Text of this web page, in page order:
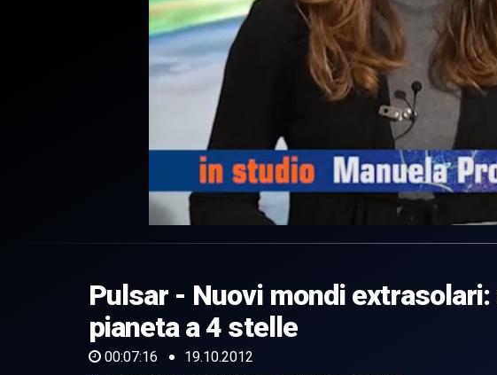
of
16
secondsVolume
0%
Pulsar - Nuovi mondi
pianeta a 4 stelle
00:07:16 19.10.2012